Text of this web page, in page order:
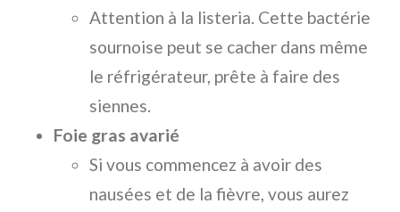
Attention à la listeria. Cette bactérie
sournoise peut se cacher dans même
le réfrigérateur, prête à faire des
siennes.
Foie gras avarié
Si vous commencez à avoir des
nausées et de la fièvre, vous aurez